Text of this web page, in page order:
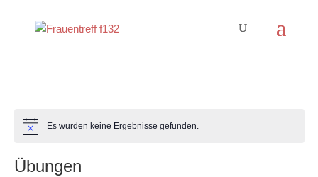
HinweisEs wurden keine Ergebnisse gefunden.
Übungen